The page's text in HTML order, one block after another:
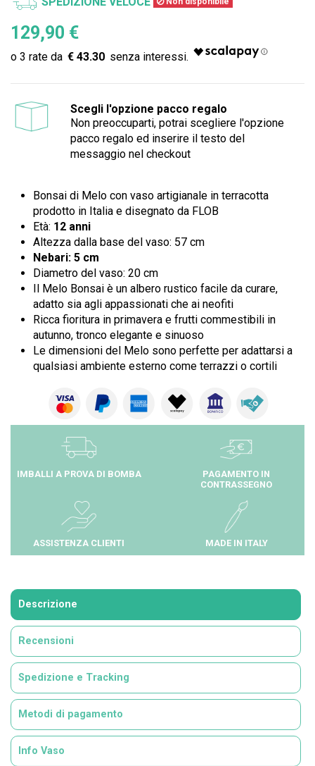
129,90 €
€ 43.30
Scegli l'opzione pacco regalo
Non preoccuparti, potrai scegliere l'opzione
pacco regalo ed inserire il testo del
messaggio nel checkout
Bonsai di Melo con vaso artigianale in terracotta
prodotto in Italia e disegnato da FLOB
Età: 12 anni
Altezza dalla base del vaso: 57 cm
Nebari: 5 cm
Diametro del vaso: 20 cm
Il Melo Bonsai è un albero rustico facile da curare,
adatto sia agli appassionati che ai neofiti
Ricca fioritura in primavera e frutti commestibili in
autunno, tronco elegante e sinuoso
Le dimensioni del Melo sono perfette per adattarsi a
qualsiasi ambiente esterno come terrazzi o cortili
IMBALLI A PROVA DI BOMBA
PAGAMENTO IN
CONTRASSEGNO
ASSISTENZA CLIENTI MADE IN ITALY
Descrizione
Recensioni
Spedizione e Tracking
Metodi di pagamento
Info Vaso